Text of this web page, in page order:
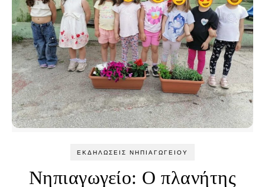
ΕΚΔΗΛΏΣΕΙΣ ΝΗΠΙΑΓΩΓΕΊΟΥ
Νηπιαγωγείο: Ο πλανήτης